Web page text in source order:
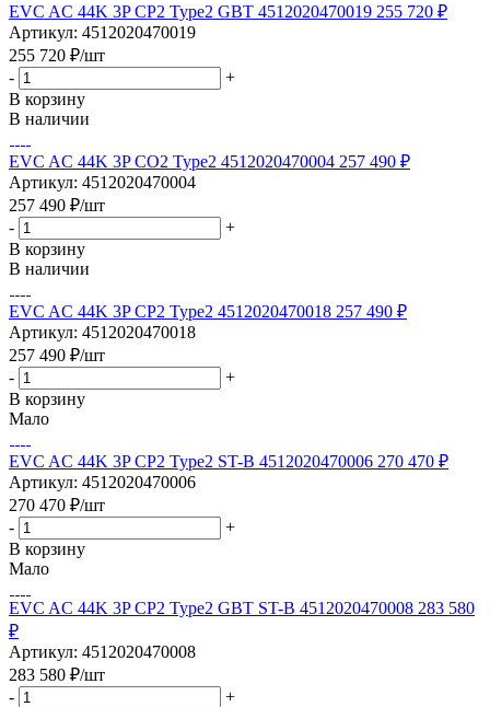
EVC AC 44K 3P CP2 Type2 GBT 4512020470019 255 720 ₽
Артикул: 4512020470019
255 720 ₽/шт
-
+
В корзину
В наличии
EVC AC 44K 3P CO2 Type2 4512020470004 257 490 ₽
Артикул: 4512020470004
257 490 ₽/шт
-
+
В корзину
В наличии
EVC AC 44K 3P CP2 Type2 4512020470018 257 490 ₽
Артикул: 4512020470018
257 490 ₽/шт
-
+
В корзину
Мало
EVC AC 44K 3P CP2 Type2 ST-B 4512020470006 270 470 ₽
Артикул: 4512020470006
270 470 ₽/шт
-
+
В корзину
Мало
EVC AC 44K 3P CP2 Type2 GBT ST-B 4512020470008 283 580
₽
Артикул: 4512020470008
283 580 ₽/шт
-
+